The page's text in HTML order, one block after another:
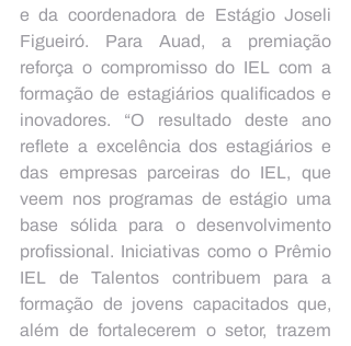
e da coordenadora de Estágio Joseli
Figueiró. Para Auad, a premiação
reforça o compromisso do IEL com a
formação de estagiários qualificados e
inovadores. “O resultado deste ano
reflete a excelência dos estagiários e
das empresas parceiras do IEL, que
veem nos programas de estágio uma
base sólida para o desenvolvimento
profissional. Iniciativas como o Prêmio
IEL de Talentos contribuem para a
formação de jovens capacitados que,
além de fortalecerem o setor, trazem